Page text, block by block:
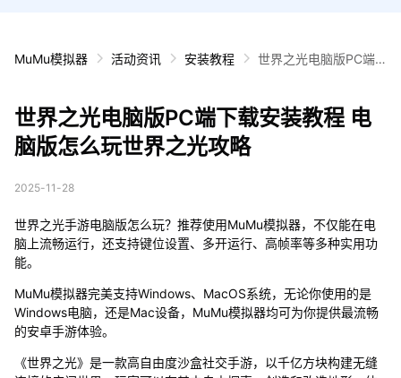
MuMu模拟器 活动资讯 安装教程
世界之光电脑版PC端
世界之光电脑版PC端下载安装教程 电
脑版怎么玩世界之光攻略
2025-11-28
世界之光手游电脑版怎么玩？推荐使用MuMu模拟器，不仅能在电
脑上流畅运行，还支持键位设置、多开运行、高帧率等多种实用功
能。
MuMu模拟器完美支持Windows、MacOS系统，无论你使用的是
Windows电脑，还是Mac设备，MuMu模拟器均可为你提供最流畅
的安卓手游体验。
《世界之光》是一款高自由度沙盒社交手游，以千亿方块构建无缝